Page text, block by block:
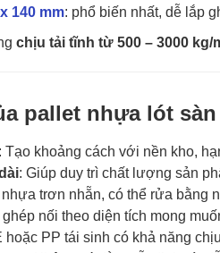
140 mm: phổ biến nhất, dễ lắp
chịu tải tĩnh từ 500 – 3000 kg/
pallet nhựa lót sàn
: Tạo khoảng cách với nền kho,
: Giúp duy trì chất lượng sản
nhựa trơn nhẵn, có thể rửa bằng
ghép nối theo diện tích mong
PP tái sinh có khả năng